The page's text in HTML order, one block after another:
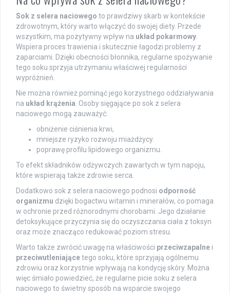
Sok z selera naciowego to prawdziwy skarb w kontekście
zdrowotnym, który warto włączyć do swojej diety. Przede
wszystkim, ma pozytywny wpływ na układ pokarmowy
Wspiera proces trawienia i skutecznie łagodzi problemy z
zaparciami. Dzięki obecności błonnika, regularne spożywanie
tego soku sprzyja utrzymaniu właściwej regularności
wypróżnień.
Nie można również pominąć jego korzystnego oddziaływania
na układ krążenia . Osoby sięgające po sok z selera
naciowego mogą zauważyć:
obniżenie ciśnienia krwi,
mniejsze ryzyko rozwoju miażdżycy.
poprawę profilu lipidowego organizmu.
To efekt składników odżywczych zawartych w tym napoju,
które wspierają także zdrowie serca.
Dodatkowo sok z selera naciowego podnosi odporność
organizmu dzięki bogactwu witamin i minerałów, co pomaga
w ochronie przed różnorodnymi chorobami. Jego działanie
detoksykujące przyczynia się do oczyszczania ciała z toksyn
oraz może znacząco redukować poziom stresu.
Warto także zwrócić uwagę na właściwości przeciwzapalne i
przeciwutleniającetego soku, które sprzyjają ogólnemu
zdrowiu oraz korzystnie wpływają na kondycję skóry. Można
więc śmiało powiedzieć, że regularne picie soku z selera
naciowego to świetny sposób na wsparcie swojego